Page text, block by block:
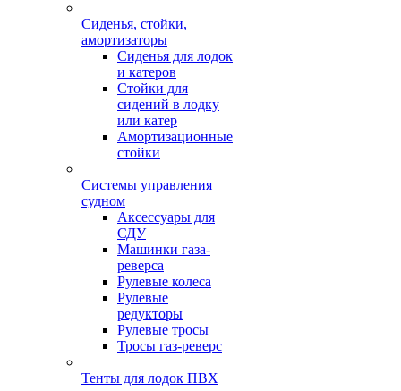
Сиденья, стойки,
амортизаторы
Сиденья для лодок
и катеров
Стойки для
сидений в лодку
или катер
Амортизационные
стойки
Системы управления
судном
Аксессуары для
СДУ
Машинки газа-
реверса
Рулевые колеса
Рулевые
редукторы
Рулевые тросы
Тросы газ-реверс
Тенты для лодок ПВХ